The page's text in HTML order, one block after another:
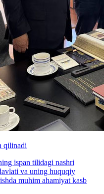
qilinadi
ispan tilidagi nashri
va uning huquqiy
muhim ahamiyat kasb